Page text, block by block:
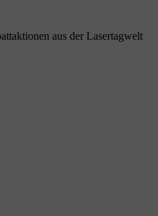
aus der Lasertagwelt